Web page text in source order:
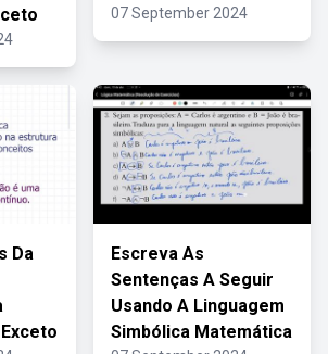
07 September 2024
Da
Escreva As
Sentenças A Seguir
Usando A Linguagem
Simbólica Matemática